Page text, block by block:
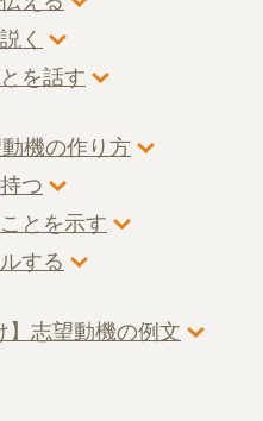
く
を話す
機の作り方
つ
とを示す
する
志望動機の例文